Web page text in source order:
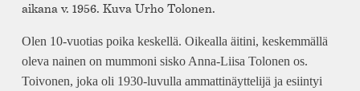
aikana v. 1956. Kuva Urho Tolonen.
Olen 10-vuotias poika keskellä. Oikealla äitini, keskemmällä
oleva nainen on mummoni sisko Anna-Liisa Tolonen os.
Toivonen, joka oli 1930-luvulla ammattinäyttelijä ja esiintyi